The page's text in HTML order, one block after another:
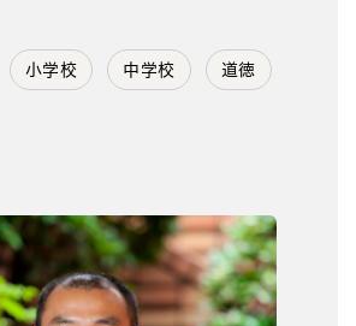
小学校 中学校 道徳